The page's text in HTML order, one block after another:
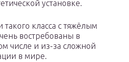
установке.
класса с тяжёлым
востребованы в
числе и из-за сложной
в мире.